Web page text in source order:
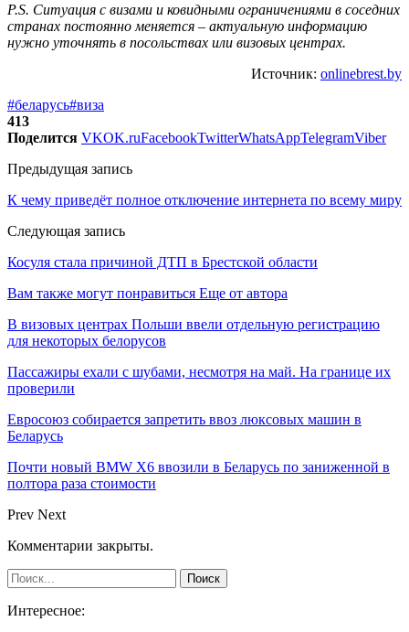
P.S. Ситуация c визами и ковидными ограничениями в соседних
странах постоянно меняется – актуальную информацию
нужно уточнять в посольствах или визовых центрах.
Источник: onlinebrest.by
#беларусь#виза
413
Поделится VKOK.ruFacebookTwitterWhatsAppTelegramViber
Предыдущая запись
К чему приведёт полное отключение интернета по всему миру
Следующая запись
Косуля стала причиной ДТП в Брестской области
Вам также могут понравиться Еще от автора
В визовых центрах Польши ввели отдельную регистрацию
для некоторых белорусов
Пассажиры ехали с шубами, несмотря на май. На границе их
проверили
Евросоюз собирается запретить ввоз люксовых машин в
Беларусь
Почти новый BMW X6 ввозили в Беларусь по заниженной в
полтора раза стоимости
Prev Next
Комментарии закрыты.
Интересное: